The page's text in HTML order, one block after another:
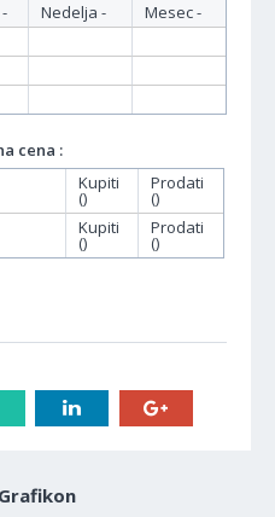
Nedelja -
Mesec -
cena :
Kupiti
()
Prodati
()
Kupiti
()
Prodati
()